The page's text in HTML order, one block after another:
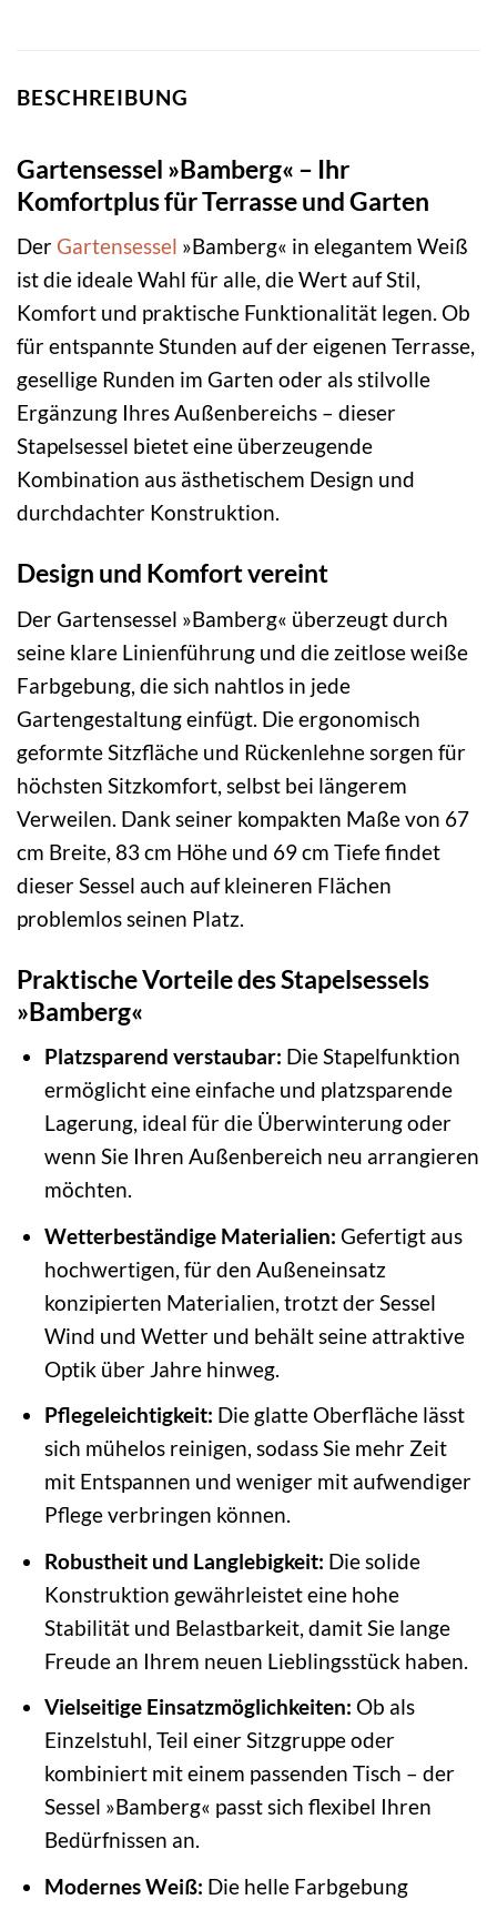
BESCHREIBUNG
Gartensessel »Bamberg« – Ihr
Komfortplus für Terrasse und Garten
Der Gartensessel »Bamberg« in elegantem Weiß
ist die ideale Wahl für alle, die Wert auf Stil,
Komfort und praktische Funktionalität legen. Ob
für entspannte Stunden auf der eigenen Terrasse,
gesellige Runden im Garten oder als stilvolle
Ergänzung Ihres Außenbereichs – dieser
Stapelsessel bietet eine überzeugende
Kombination aus ästhetischem Design und
durchdachter Konstruktion.
Design und Komfort vereint
Der Gartensessel »Bamberg« überzeugt durch
seine klare Linienführung und die zeitlose weiße
Farbgebung, die sich nahtlos in jede
Gartengestaltung einfügt. Die ergonomisch
geformte Sitzfläche und Rückenlehne sorgen für
höchsten Sitzkomfort, selbst bei längerem
Verweilen. Dank seiner kompakten Maße von 67
cm Breite, 83 cm Höhe und 69 cm Tiefe findet
dieser Sessel auch auf kleineren Flächen
problemlos seinen Platz.
Praktische Vorteile des Stapelsessels
»Bamberg«
Platzsparend verstaubar: Die Stapelfunktion
ermöglicht eine einfache und platzsparende
Lagerung, ideal für die Überwinterung oder
wenn Sie Ihren Außenbereich neu arrangieren
möchten.
Wetterbeständige Materialien: Gefertigt aus
hochwertigen, für den Außeneinsatz
konzipierten Materialien, trotzt der Sessel
Wind und Wetter und behält seine attraktive
Optik über Jahre hinweg.
Pflegeleichtigkeit: Die glatte Oberfläche lässt
sich mühelos reinigen, sodass Sie mehr Zeit
mit Entspannen und weniger mit aufwendiger
Pflege verbringen können.
Robustheit und Langlebigkeit: Die solide
Konstruktion gewährleistet eine hohe
Stabilität und Belastbarkeit, damit Sie lange
Freude an Ihrem neuen Lieblingsstück haben.
Vielseitige Einsatzmöglichkeiten: Ob als
Einzelstuhl, Teil einer Sitzgruppe oder
kombiniert mit einem passenden Tisch – der
Sessel »Bamberg« passt sich flexibel Ihren
Bedürfnissen an.
Modernes Weiß: Die helle Farbgebung